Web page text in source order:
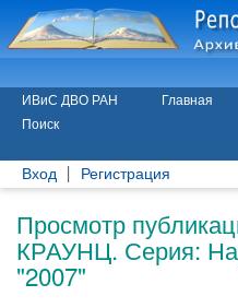
ИВиС ДВО РАН Главная
Поиск
Вход Регистрация
Просмотр
КРАУНЦ. Серия:
"2007"